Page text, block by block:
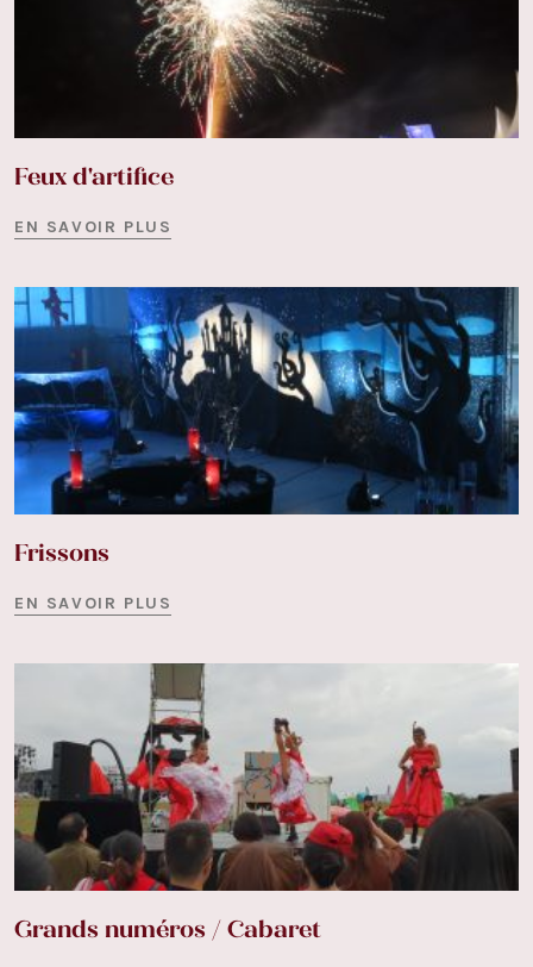
Feux d'artifice
EN SAVOIR PLUS
Frissons
EN SAVOIR PLUS
Grands numéros / Cabaret